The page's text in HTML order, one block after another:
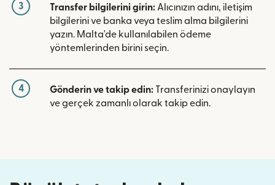
3 Transfer bilgilerini girin: Alıcınızın adını, iletişim
bilgilerini ve banka veya teslim alma bilgilerini
yazın. Malta'de kullanılabilen ödeme
yöntemlerinden birini seçin.
4 Gönderin ve takip edin: Transferinizi onaylayın
ve gerçek zamanlı olarak takip edin.